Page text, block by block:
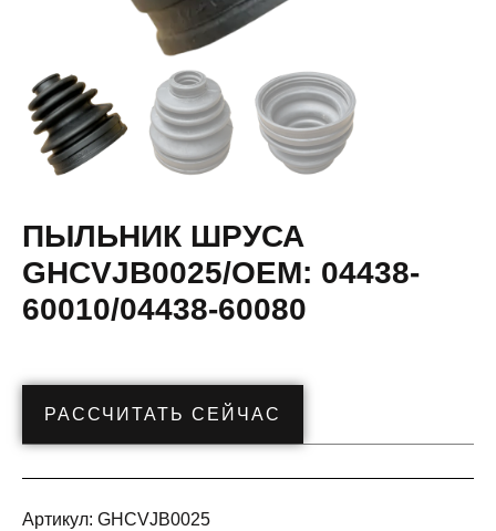
ПЫЛЬНИК ШРУСА
GHCVJB0025/OEM: 04438-
60010/04438-60080
РАССЧИТАТЬ СЕЙЧАС
Артикул: GHCVJB0025